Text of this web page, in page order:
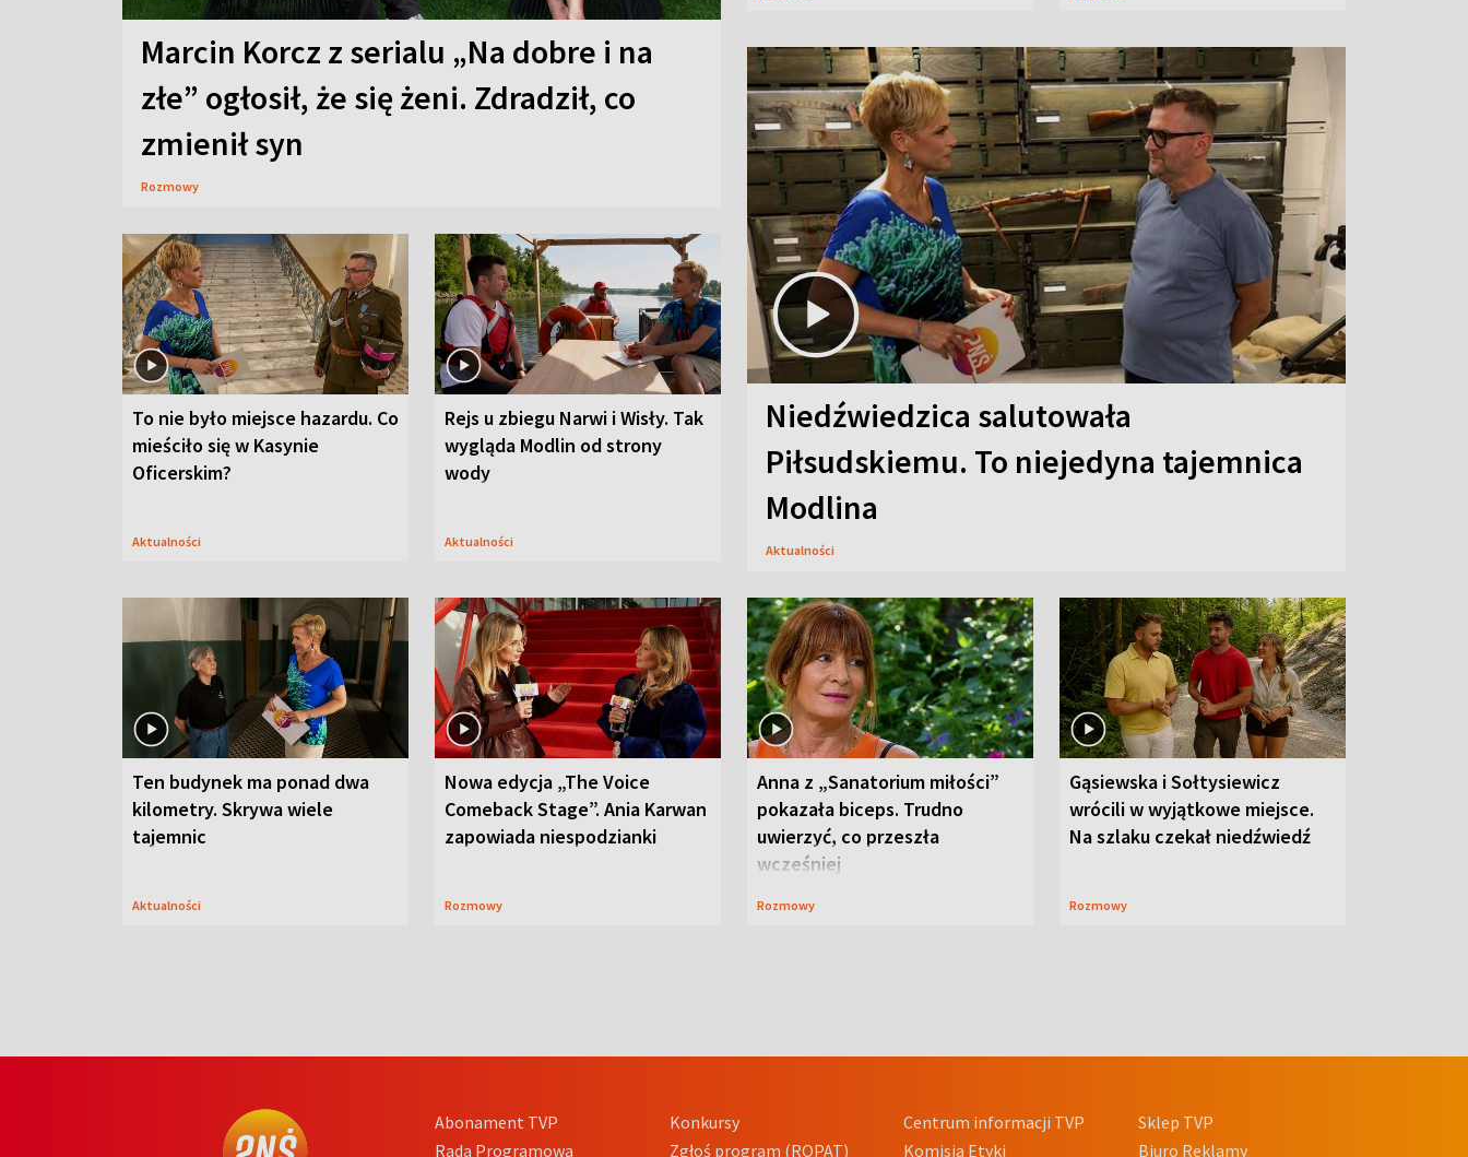
Marcin Korcz z serialu „Na dobre i na
złe” ogłosił, że się żeni. Zdradził, co
zmienił syn
Rozmowy
To nie było miejsce hazardu. Co
mieściło się w Kasynie
Oficerskim?
Aktualności
Rejs u zbiegu Narwi i Wisły. Tak
wygląda Modlin od strony
wody
Aktualności
Niedźwiedzica salutowała
Piłsudskiemu. To niejedyna tajemnica
Modlina
Aktualności
Ten budynek ma ponad dwa
kilometry. Skrywa wiele
tajemnic
Aktualności
Nowa edycja „The Voice
Comeback Stage”. Ania Karwan
zapowiada niespodzianki
Rozmowy
Anna z „Sanatorium miłości”
pokazała biceps. Trudno
uwierzyć, co przeszła
wcześniej
Rozmowy
Gąsiewska i Sołtysiewicz
wrócili w wyjątkowe miejsce.
Na szlaku czekał niedźwiedź
Rozmowy
Abonament TVP
Rada Programowa
Konkursy
Zgłoś program (ROPAT)
Centrum informacji TVP
Komisja Etyki
Sklep TVP
Biuro Reklamy